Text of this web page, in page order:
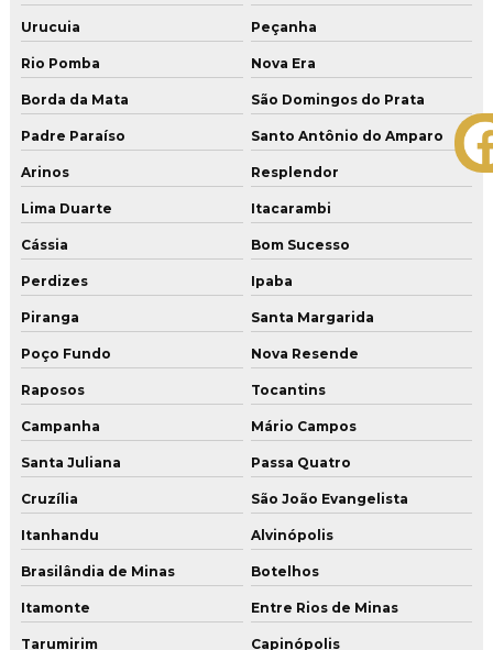
Urucuia Peçanha
Rio Pomba Nova Era
Borda da Mata São Domingos do Prata
Padre Paraíso Santo Antônio do Amparo
Arinos Resplendor
Lima Duarte Itacarambi
Cássia Bom Sucesso
Perdizes Ipaba
Piranga Santa Margarida
Poço Fundo Nova Resende
Raposos Tocantins
Campanha Mário Campos
Santa Juliana Passa Quatro
Cruzília São João Evangelista
Itanhandu Alvinópolis
Brasilândia de Minas Botelhos
Itamonte Entre Rios de Minas
Tarumirim Capinópolis